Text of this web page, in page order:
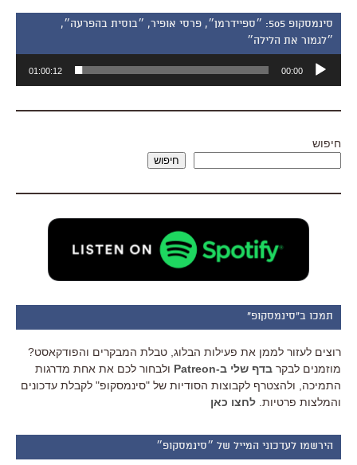
סינמסקופ 505: ״ספיידרמן״, פרסי אופיר, ״בוסית בהפרעה״,
״לגמור את הלילה״
אודיו
00:00
01:00:12
חיפוש
חיפוש
תמכו ב"סינמסקופ"
רוצים לעזור לממן את פעילות הבלוג, טבלת המבקרים והפודקאסט?
מוזמנים לבקר בדף שלי ב-Patreon
ולבחור לכם את אחת מדרגות
התמיכה, ולהצטרף לקבוצות הסודיות של "סינמסקופ" לקבלת עדכונים
והמלצות פרטיות. לחצו כאן
הירשמו לעדכוני המייל של ״סינמסקופ״